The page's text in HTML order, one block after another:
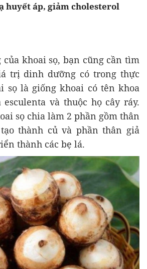
huyết áp, giảm cholesterol
khoai sọ, bạn cũng cần tìm
trị dinh dưỡng có trong thực
sọ là giống khoai có tên khoa
esculenta và thuộc họ cây ráy.
sọ chia làm 2 phần gồm thân
thành củ và phần thân giả
thành các bẹ lá.